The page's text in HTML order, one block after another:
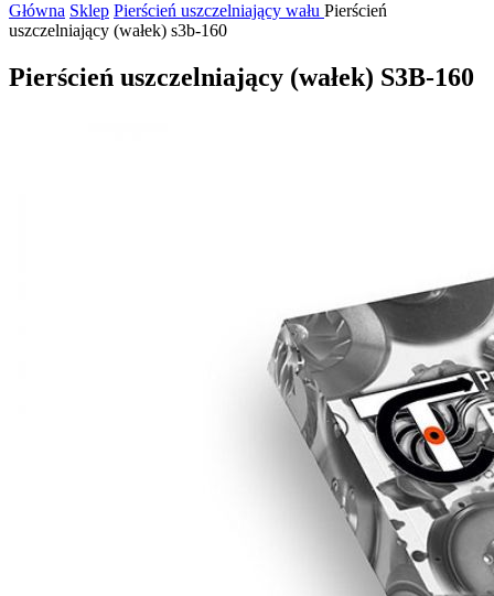
Główna Sklep Pierścień uszczelniający wału Pierścień
uszczelniający (wałek) s3b-160
Pierścień uszczelniający (wałek) S3B-160